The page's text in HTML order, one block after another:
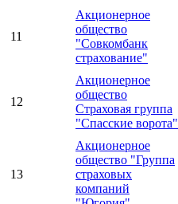
11
Акционерное
общество
"Совкомбанк
страхование"
12
Акционерное
общество
Страховая группа
"Спасские ворота"
13
Акционерное
общество "Группа
страховых
компаний